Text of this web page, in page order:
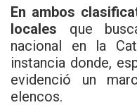
En ambos
locales que
nacional en la
instancia donde,
evidenció un
elencos.